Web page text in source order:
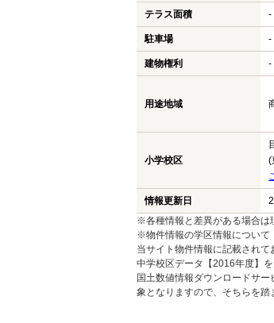
テラス面積 -
駐車場 -
建物権利 -
用途地域
小学校区
(
情報更新日
※各種情報と差異がある場合は
※物件情報の学区情報について
当サイト物件情報に記載され
中学校区データ【2016年度】
国土数値情報ダウンロードサ
象となりますので、そちらを踏